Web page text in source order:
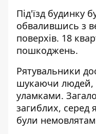
Під'їзд будинку
обвалившись з
поверхів. 18
пошкоджень.
Рятувальники
шукаючи людей,
уламками.
загиблих, серед
були